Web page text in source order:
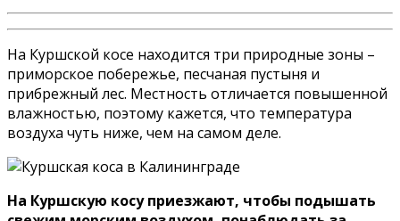
На Куршской косе находится три природные зоны –
приморское побережье, песчаная пустыня и
прибрежный лес. Местность отличается повышенной
влажностью, поэтому кажется, что температура
воздуха чуть ниже, чем на самом деле.
На Куршскую косу приезжают, чтобы подышать